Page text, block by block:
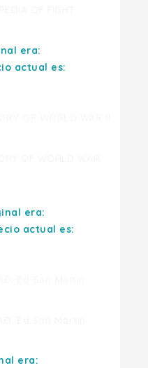
era:
actual es:
era:
actual es:
era: